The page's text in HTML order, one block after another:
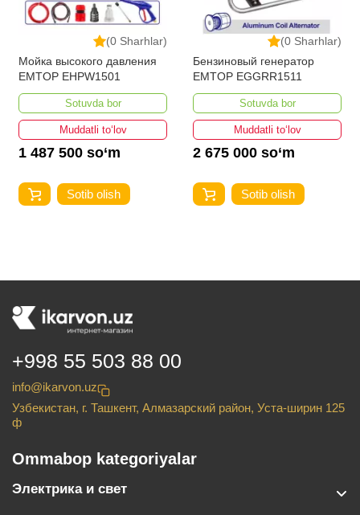
(0 Sharhlar)
Мойка высокого давления
EMTOP EHPW1501
Sotuvda bor
Muddatli to‘lov
1 487 500 so‘m
Sotib olish
(0 Sharhlar)
Бензиновый генератор
EMTOP EGGRR1511
Sotuvda bor
Muddatli to‘lov
2 675 000 so‘m
Sotib olish
+998 55 503 88 00
info@ikarvon.uz
Узбекистан, г. Ташкент, Алмазарский район, Уста-ширин 125
ф
Ommabop kategoriyalar
Электрика и свет